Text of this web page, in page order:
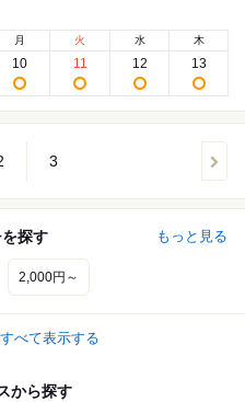
月
10
火
11
水
12
木
13
3
探す もっと見る
2,000円～
べて表示する
から探す